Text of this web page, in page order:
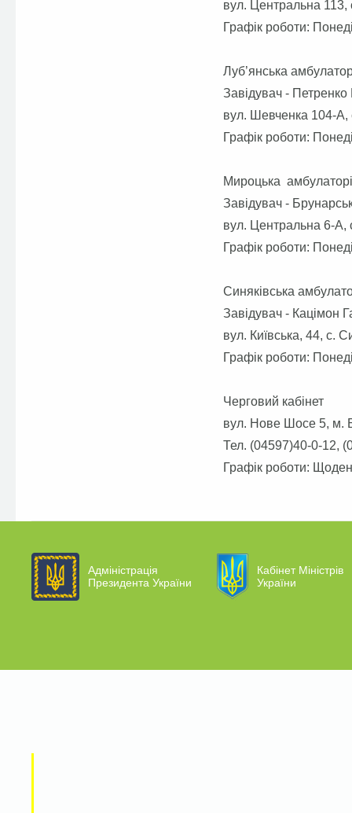
вул. Центральна 113,
Графік роботи:
Луб’янська
Завідувач -
вул. Шевченка 104-А,
Графік роботи:
Мироцька
Завідувач -
вул. Центральна 6-А,
Графік роботи:
Синяківська
Завідувач - Кацімон
вул. Київська, 44, с.
Графік роботи:
Черговий кабінет
вул. Нове Шосе 5, м.
Тел. (04597)40-0-12,
Графік роботи:
Адміністрація
Президента України
Кабінет Міністрів
України